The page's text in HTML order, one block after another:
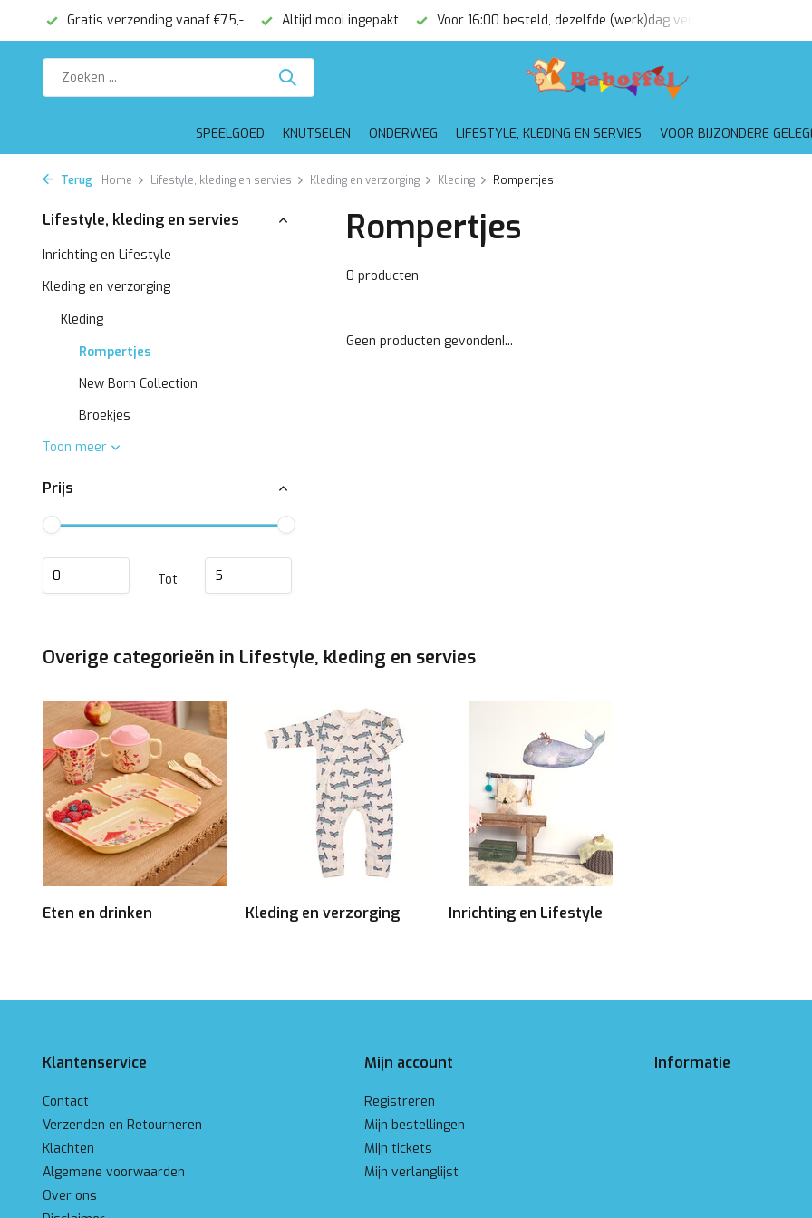
Gratis verzending vanaf €75,- Altijd mooi ingepakt Voor 16:00 besteld, dezelfde (werk)dag verzonden
SPEELGOED KNUTSELEN ONDERWEG LIFESTYLE, KLEDING EN SERVIES VOOR BIJZONDERE
Terug Home Lifestyle, kleding en servies Kleding en verzorging Kleding Rompertjes
Lifestyle, kleding en servies
Inrichting en Lifestyle
Kleding en verzorging
Kleding
Rompertjes
New Born Collection
Broekjes
Toon meer
Prijs
Tot
Rompertjes
0 producten
Geen producten gevonden!...
Overige categorieën in Lifestyle, kleding en servies
Eten en drinken Kleding en verzorging Inrichting en Lifestyle
Klantenservice
Contact
Verzenden en Retourneren
Klachten
Algemene voorwaarden
Over ons
Mijn account
Registreren
Mijn bestellingen
Mijn tickets
Mijn verlanglijst
Informatie